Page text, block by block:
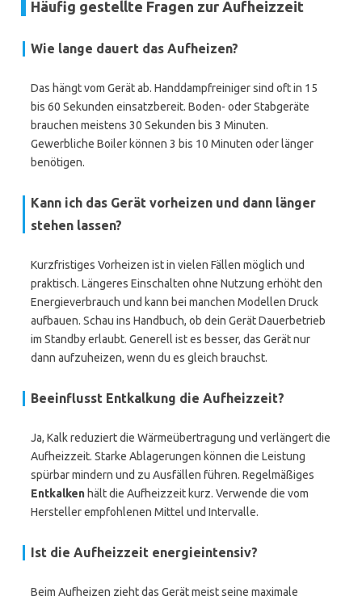
Häufig gestellte Fragen zur Aufheizzeit
Wie lange dauert das Aufheizen?
Das hängt vom Gerät ab. Handdampfreiniger sind oft in 15
bis 60 Sekunden einsatzbereit. Boden- oder Stabgeräte
brauchen meistens 30 Sekunden bis 3 Minuten.
Gewerbliche Boiler können 3 bis 10 Minuten oder länger
benötigen.
Kann ich das Gerät vorheizen und dann länger
stehen lassen?
Kurzfristiges Vorheizen ist in vielen Fällen möglich und
praktisch. Längeres Einschalten ohne Nutzung erhöht den
Energieverbrauch und kann bei manchen Modellen Druck
aufbauen. Schau ins Handbuch, ob dein Gerät Dauerbetrieb
im Standby erlaubt. Generell ist es besser, das Gerät nur
dann aufzuheizen, wenn du es gleich brauchst.
Beeinflusst Entkalkung die Aufheizzeit?
Ja, Kalk reduziert die Wärmeübertragung und verlängert die
Aufheizzeit. Starke Ablagerungen können die Leistung
spürbar mindern und zu Ausfällen führen. Regelmäßiges
Entkalken hält die Aufheizzeit kurz. Verwende die vom
Hersteller empfohlenen Mittel und Intervalle.
Ist die Aufheizzeit energieintensiv?
Beim Aufheizen zieht das Gerät meist seine maximale